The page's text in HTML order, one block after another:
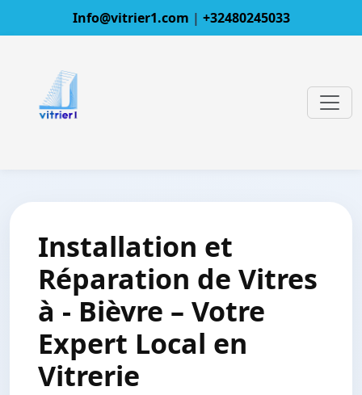
Info@vitrier1.com | +32480245033
Installation et
Réparation de Vitres
à - Bièvre – Votre
Expert Local en
Vitrerie